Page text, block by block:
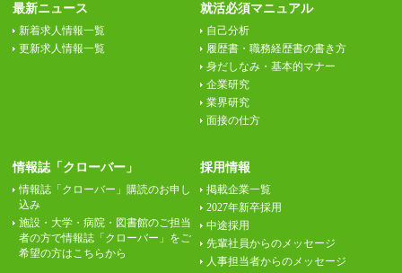
最新ニュース
新着求人情報一覧
更新求人情報一覧
就活必須マニュアル
自己分析
履歴書・職務経歴書の書き方
身だしなみ・基本的マナー
企業研究
業界研究
面接の仕方
情報誌「クローバー」
情報誌「クローバー」購読のお申し
込み
施設・大学・病院・図書館のご担当
者の方で情報誌「クローバー」をご
希望の方はこちらから
採用情報
掲載企業一覧
2027年新卒採用
中途採用
先輩社員からのメッセージ
人事担当者からのメッセージ